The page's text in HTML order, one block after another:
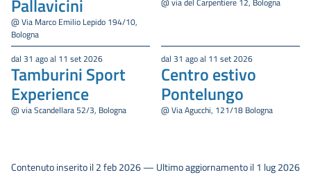
Pallavicini
@ Via Marco Emilio Lepido 194/10,
Bologna
dal 31 ago al 11 set 2026
Tamburini Sport
Experience
@ via Scandellara 52/3, Bologna
dal 31 ago al 11 set 2026
Centro estivo
Pontelungo
@ Via Agucchi, 121/18 Bologna
Contenuto inserito il 2 feb 2026 — Ultimo aggiornamento il 1 lug 2026